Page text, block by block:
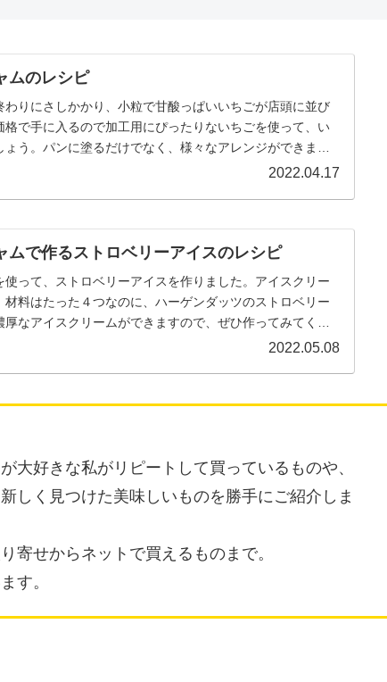
ムのレシピ
わりにさしかかり、小粒で甘酸っぱいいちごが店頭に並び
格で手に入るので加工用にぴったりないちごを使って、い
う。パンに塗るだけでなく、様々なアレンジができます
2022.04.17
ムで作るストロベリーアイスのレシピ
使って、ストロベリーアイスを作りました。アイスクリー
材料はたった４つなのに、ハーゲンダッツのストロベリー
なアイスクリームができますので、ぜひ作ってみてくだ
2022.05.08
大好きな私がリピートして買っているものや、
しく見つけた美味しいものを勝手にご紹介しま
寄せからネットで買えるものまで。
す。